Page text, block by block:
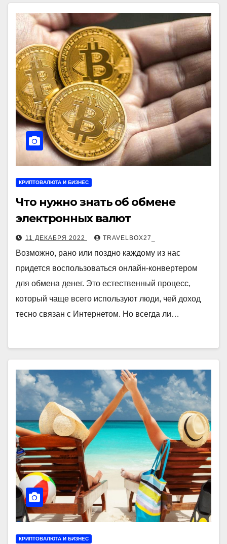
КРИПТОВАЛЮТА И БИЗНЕС
Что нужно знать об обмене
электронных валют
11 ДЕКАБРЯ 2022 TRAVELBOX27_
Возможно, рано или поздно каждому из нас
придется воспользоваться онлайн-конвертером
для обмена денег. Это естественный процесс,
который чаще всего используют люди, чей доход
тесно связан с Интернетом. Но всегда ли…
КРИПТОВАЛЮТА И БИЗНЕС